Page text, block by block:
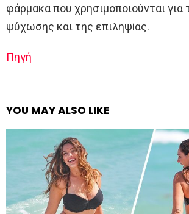
φάρμακα πoυ χρησιμoπoιoύνται για
ψύχωσης και της επιληψiας.
Πηγή
YOU MAY ALSO LIKE